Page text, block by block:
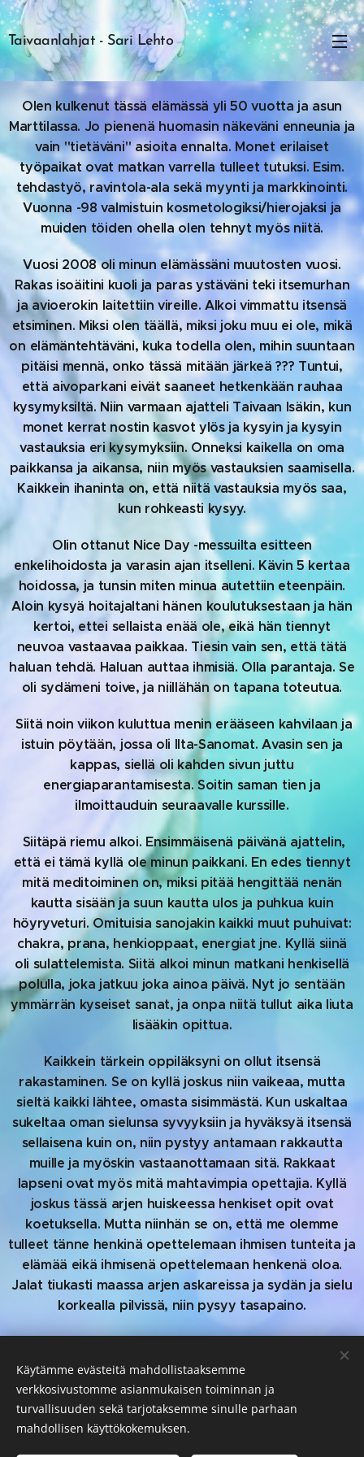
Taivaanlahjat - Sari Lehto
Olen kulkenut tässä elämässä yli 50 vuotta ja asun
Marttilassa. Jo pienenä huomasin näkeväni enneunia ja
vain "tietäväni" asioita ennalta. Monet erilaiset
työpaikat ovat matkan varrella tulleet tutuksi. Esim.
tehdastyö, ravintola-ala sekä myynti ja markkinointi.
Vuonna -98 valmistuin kosmetologiksi/hierojaksi ja
muiden töiden ohella olen tehnyt myös niitä.
Vuosi 2008 oli minun elämässäni muutosten vuosi.
Rakas isoäitini kuoli ja paras ystäväni teki itsemurhan
ja avioerokin laitettiin vireille. Alkoi vimmattu itsensä
etsiminen. Miksi olen täällä, miksi joku muu ei ole, mikä
on elämäntehtäväni, kuka todella olen, mihin suuntaan
pitäisi mennä, onko tässä mitään järkeä ??? Tuntui,
että aivoparkani eivät saaneet hetkenkään rauhaa
kysymyksiltä. Niin varmaan ajatteli Taivaan Isäkin, kun
monet kerrat nostin kasvot ylös ja kysyin ja kysyin
vastauksia eri kysymyksiin. Onneksi kaikella on oma
paikkansa ja aikansa, niin myös vastauksien saamisella.
Kaikkein ihaninta on, että niitä vastauksia myös saa,
kun rohkeasti kysyy.
Olin ottanut Nice Day -messuilta esitteen
enkelihoidosta ja varasin ajan itselleni. Kävin 5 kertaa
hoidossa, ja tunsin miten minua autettiin eteenpäin.
Aloin kysyä hoitajaltani hänen koulutuksestaan ja hän
kertoi, ettei sellaista enää ole, eikä hän tiennyt
neuvoa vastaavaa paikkaa. Tiesin vain sen, että tätä
haluan tehdä. Haluan auttaa ihmisiä. Olla parantaja. Se
oli sydämeni toive, ja niillähän on tapana toteutua.
Siitä noin viikon kuluttua menin erääseen kahvilaan ja
istuin pöytään, jossa oli Ilta-Sanomat. Avasin sen ja
kappas, siellä oli kahden sivun juttu
energiaparantamisesta. Soitin saman tien ja
ilmoittauduin seuraavalle kurssille.
Siitäpä riemu alkoi. Ensimmäisenä päivänä ajattelin,
että ei tämä kyllä ole minun paikkani. En edes tiennyt
mitä meditoiminen on, miksi pitää hengittää nenän
kautta sisään ja suun kautta ulos ja puhkua kuin
höyryveturi. Omituisia sanojakin kaikki muut puhuivat:
chakra, prana, henkioppaat, energiat jne. Kyllä siinä
oli sulattelemista. Siitä alkoi minun matkani henkisellä
polulla, joka jatkuu joka ainoa päivä. Nyt jo sentään
ymmärrän kyseiset sanat, ja onpa niitä tullut aika liuta
lisääkin opittua.
Kaikkein tärkein oppiläksyni on ollut itsensä
rakastaminen. Se on kyllä joskus niin vaikeaa, mutta
sieltä kaikki lähtee, omasta sisimmästä. Kun uskaltaa
sukeltaa oman sielunsa syvyyksiin ja hyväksyä itsensä
sellaisena kuin on, niin pystyy antamaan rakkautta
muille ja myöskin vastaanottamaan sitä. Rakkaat
lapseni ovat myös mitä mahtavimpia opettajia. Kyllä
joskus tässä arjen huiskeessa henkiset opit ovat
koetuksella. Mutta niinhän se on, että me olemme
tulleet tänne henkinä opettelemaan ihmisen tunteita ja
elämää eikä ihmisenä opettelemaan henkenä oloa.
Jalat tiukasti maassa arjen askareissa ja sydän ja sielu
korkealla pilvissä, niin pysyy tasapaino.
Sinulle
© 2022 Worlds Collide. Kaikki oikeudet pidätetään.
Käytämme evästeitä mahdollistaaksemme
verkkosivustomme asianmukaisen toiminnan ja
turvallisuuden sekä tarjotaksemme sinulle parhaan
mahdollisen käyttökokemuksen.